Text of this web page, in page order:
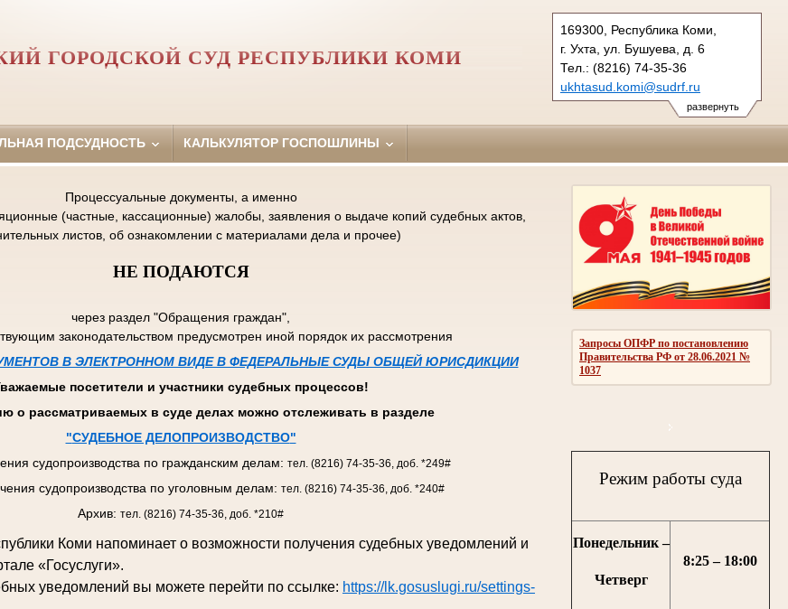
развернуть
169300, Республика Коми,
г. Ухта, ул. Бушуева, д. 6
Тел.: (8216) 74-35-36
ukhtasud.komi@sudrf.ru
схема проезда
ГОРОДСКОЙ СУД РЕСПУБЛИКИ КОМИ
ПОДСУДНОСТЬ КАЛЬКУЛЯТОР ГОСПОШЛИНЫ
Запросы ОПФР по постановлению
Правительства РФ от 28.06.2021 №
1037
Режим работы суда
Понедельник –
Четверг
8:25 – 18:00
Процессуальные документы, а именно
(частные, кассационные) жалобы, заявления о выдаче копий судебных актов,
листов, об ознакомлении с материалами дела и прочее)
НЕ ПОДАЮТСЯ
через раздел "Обращения граждан",
законодательством предусмотрен иной порядок их рассмотрения
В ЭЛЕКТРОННОМ ВИДЕ В ФЕДЕРАЛЬНЫЕ СУДЫ ОБЩЕЙ ЮРИСДИКЦИИ
посетители и участники судебных процессов!
о рассматриваемых в суде делах можно отслеживать в разделе
"СУДЕБНОЕ ДЕЛОПРОИЗВОДСТВО"
судопроизводства по гражданским делам: тел. (8216) 74-35-36, доб. *249#
судопроизводства по уголовным делам: тел. (8216) 74-35-36, доб. *240#
Архив: тел. (8216) 74-35-36, доб. *210#
Коми напоминает о возможности получения судебных уведомлений и
«Госуслуги».
уведомлений вы можете перейти по ссылке: https://lk.gosuslugi.ru/settings-